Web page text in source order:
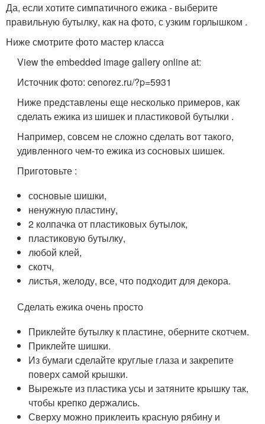
Да, если хотите симпатичного ежика - выберите
правильную бутылку, как на фото, с узким горлышком .
Ниже смотрите фото мастер класса
View the embedded image gallery online at:
Источник фото: cenorez.ru/?p=5931
Ниже представлены еще несколько примеров, как
сделать ежика из шишек и пластиковой бутылки .
Например, совсем не сложно сделать вот такого,
удивленного чем-то ежика из сосновых шишек.
Приготовьте :
сосновые шишки,
ненужную пластину,
2 колпачка от пластиковых бутылок,
пластиковую бутылку,
любой клей,
скотч,
листья, желоду, все, что подходит для декора.
Сделать ежика очень просто
Приклейте бутылку к пластине, оберните скотчем.
Приклейте шишки.
Из бумаги сделайте круглые глаза и закрепите
поверх самой крышки.
Вырежьте из пластика усы и затяните крышку так,
чтобы крепко держались.
Сверху можно приклеить красную рябину и